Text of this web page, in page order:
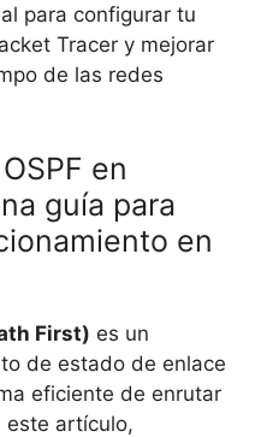
para configurar tu
Tracer y mejorar
de las redes
en
guía para
en
First) es un
de estado de enlace
eficiente de enrutar
este artículo,